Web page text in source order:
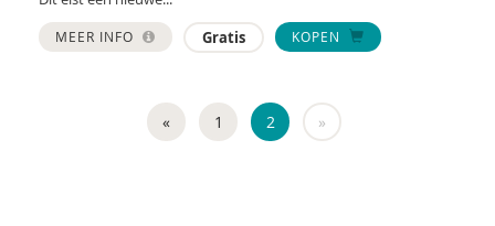
MEER INFO Gratis KOPEN
« 1 2 »